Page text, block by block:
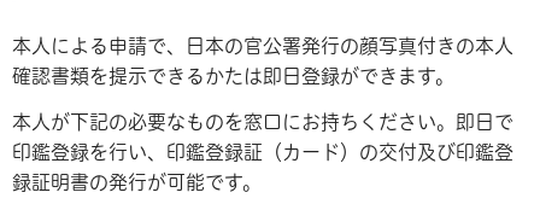
本人による申請で、日本の官公署発行の顔写真付きの本人
確認書類を提示できるかたは即日登録ができます。
本人が下記の必要なものを窓口にお持ちください。即日で
印鑑登録を行い、印鑑登録証（カード）の交付及び印鑑登
録証明書の発行が可能です。